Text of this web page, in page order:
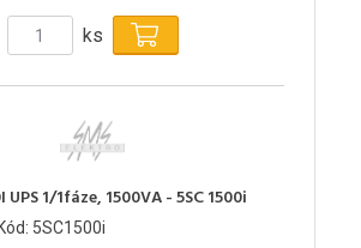
ks
UPS 1/1fáze, 1500VA - 5SC 1500i
Kód: 5SC1500i